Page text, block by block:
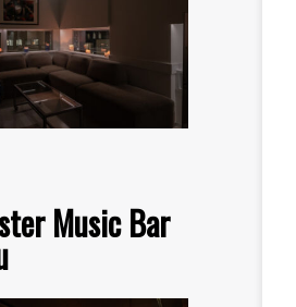
Music Bar